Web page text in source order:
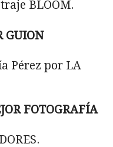
BLOOM.
GUION
Pérez por LA
FOTOGRAFÍA